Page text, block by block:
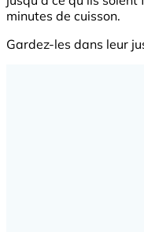
minutes de cuisson.
Gardez-les dans leur